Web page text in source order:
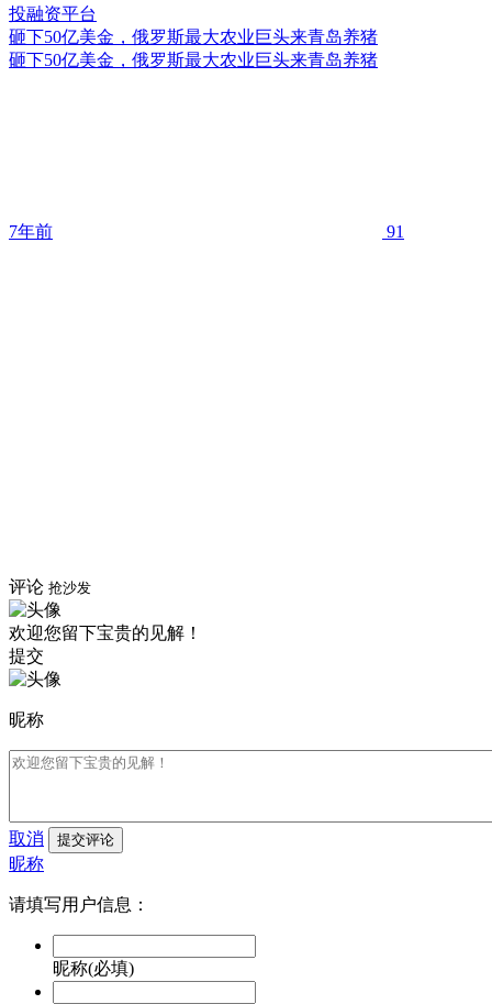
砸下50亿美金，俄罗斯最大农业巨头来青岛养猪
砸下50亿美金，俄罗斯最大农业巨头来青岛养猪
7年前 91
评论 抢沙发
欢迎您留下宝贵的见解！
提交
昵称
取消 提交评论
昵称
请填写用户信息：
昵称(必填)